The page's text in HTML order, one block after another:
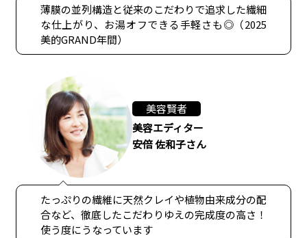
薄膜の並列構造と従来のこだわりで追求した繊細
な仕上がり、お湯オフできる手軽さも◎（2025
美的GRAND年間）
美容賢者
美容エディター
安倍 佐和子さん
たっぷりの繊維に天然クレイや植物由来成分の配
合など、徹底したこだわりゆえの完成度の高さ！
使う度にうなっています